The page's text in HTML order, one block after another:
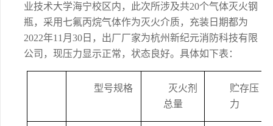
业技术大学海宁校区内，此次所涉及共20个气体灭火钢
瓶，采用七氟丙烷气体作为灭火介质，充装日期都为
2022年11月30日，出厂厂家为杭州新纪元消防科技有限
公司，现压力显示正常，状态良好。具体如下表：
型号规格
灭火剂
总量
贮存压
力